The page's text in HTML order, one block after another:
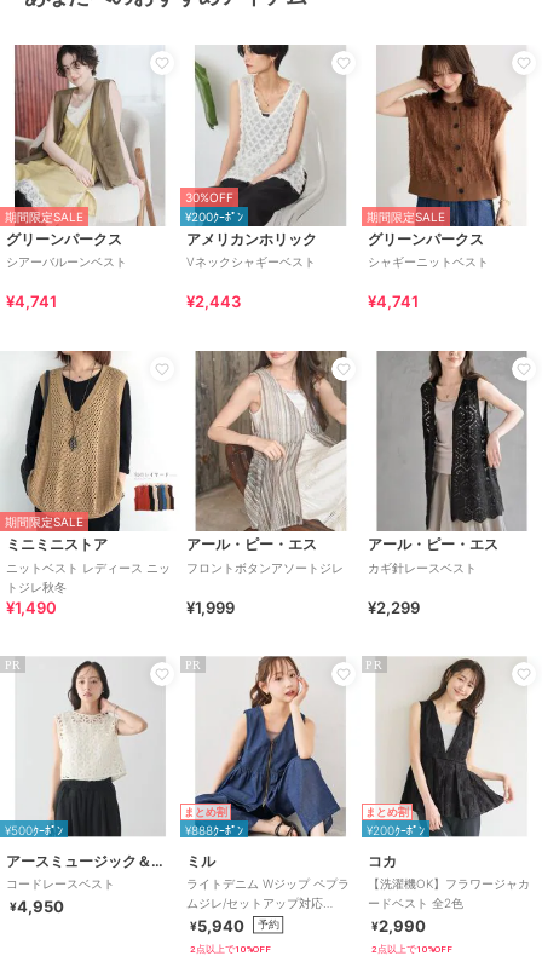
期間限定SALE
グリーンパークス
シアーバルーンベスト
¥4,741
30%OFF
¥200ｸｰﾎﾟﾝ
アメリカンホリック
Vネックシャギーベスト
¥2,443
期間限定SALE
グリーンパークス
シャギーニットベスト
¥4,741
期間限定SALE
ミニミニストア
ニットベスト レディース ニッ
トジレ秋冬
¥1,490
アール・ピー・エス
フロントボタンアソートジレ
¥1,999
アール・ピー・エス
カギ針レースベスト
¥2,299
PR
¥500ｸｰﾎﾟﾝ
アースミュージック＆エコロジー
コードレースベスト
¥4,950
PR
まとめ割
¥888ｸｰﾎﾟﾝ
ミル
ライトデニム Wジップ ペプラ
ムジレ/セットアップ対応
【mil/ミル】
¥5,940 予約
2点以上で10%OFF
PR
まとめ割
¥200ｸｰﾎﾟﾝ
コカ
【洗濯機OK】フラワージャカ
ードベスト 全2色
¥2,990
2点以上で10%OFF